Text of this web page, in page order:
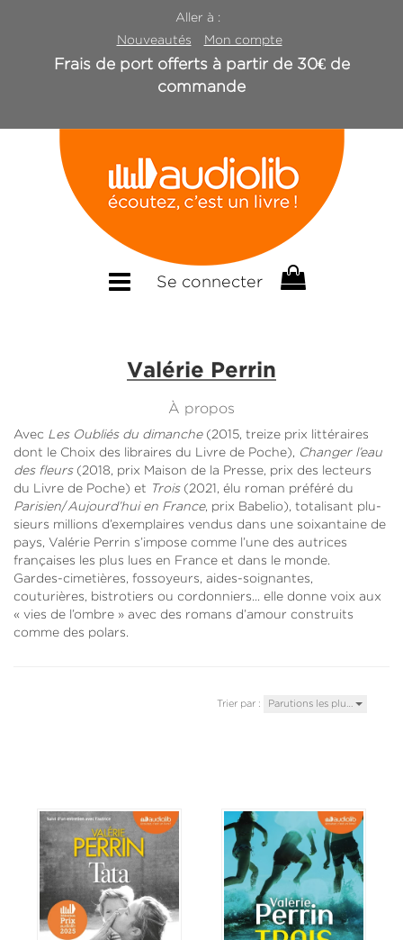
Aller à :
Nouveautés
Mon compte
Frais de port offerts à partir de 30€ de
commande
Se connecter
Valérie Perrin
À propos
Avec Les Oubliés du dimanche (2015, treize prix littéraires
dont le Choix des libraires du Livre de Poche), Changer l’eau
des fleurs (2018, prix Maison de la Presse, prix des lecteurs
du Livre de Poche) et Trois (2021, élu roman préféré du
Parisien/Aujourd’hui en France, prix Babelio), totalisant plu­
sieurs millions d’exemplaires vendus dans une soixantaine de
pays, Valérie Perrin s’impose comme l’une des autrices
françaises les plus lues en France et dans le monde.
Gardes-cimetières, fossoyeurs, aides-soignantes,
couturières, bistrotiers ou cordonniers... elle donne voix aux
« vies de l’ombre » avec des romans d’amour construits
comme des polars.
Trier par : Parutions les plu…